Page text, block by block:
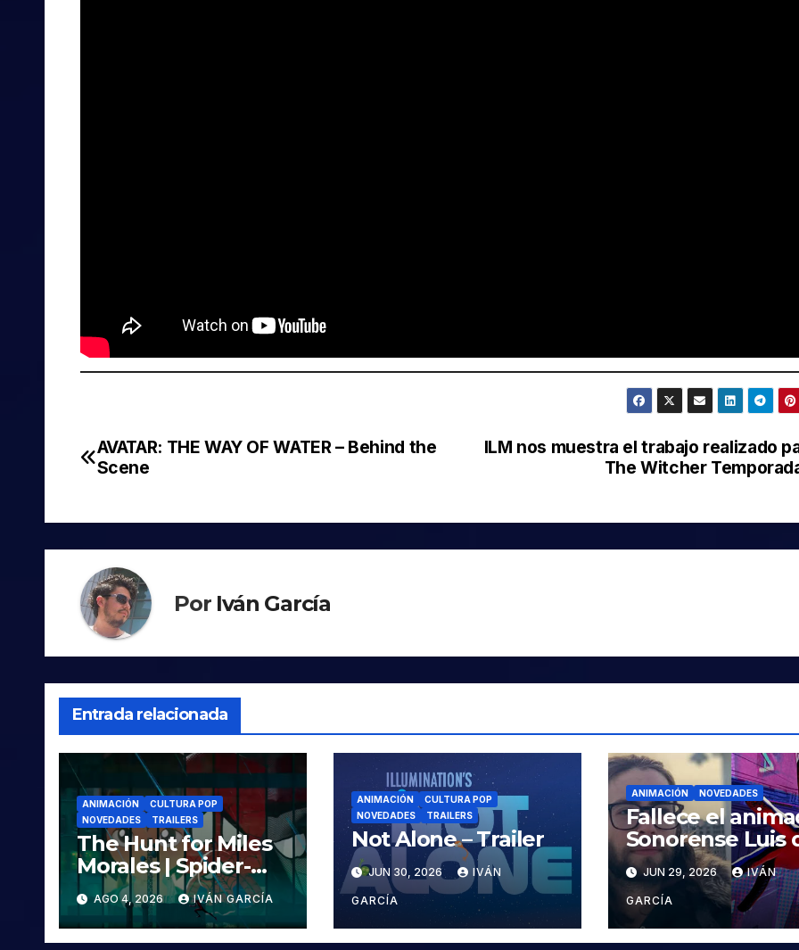
Navegación
entradas
ILM nos muestra el trabajo realizado
The Witcher
AVATAR: THE WAY OF WATER – Behind the
Scene
Por Iván García
Entrada relacionada
ANIMACIÓN
CULTURA POP
NOVEDADES
TRAILERS
The Hunt for Miles
Morales | Spider-
Man: Across the
Spider-Verse
AGO 4, 2026 IVÁN GARCÍA
ANIMACIÓN
CULTURA POP
NOVEDADES
TRAILERS
Not Alone – Trailer
JUN 30, 2026 IVÁN
GARCÍA
ANIMACIÓN NOVEDADES
Fallece el
Sonorense Luis
la Rosa
JUN 29, 2026 IVÁN
GARCÍA